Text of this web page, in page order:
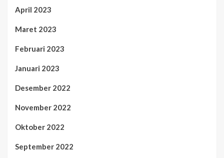
April 2023
Maret 2023
Februari 2023
Januari 2023
Desember 2022
November 2022
Oktober 2022
September 2022